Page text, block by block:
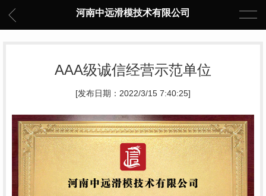
河南中远滑模技术有限公司
AAA级诚信经营示范单位
[发布日期：2022/3/15 7:40:25]